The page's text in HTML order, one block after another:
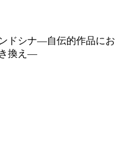
ドシナ―自伝的作品にお
換え―